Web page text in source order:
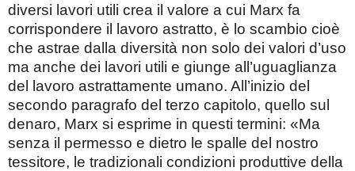
diversi lavori utili crea il valore a cui Marx fa
corrispondere il lavoro astratto, è lo scambio cioè
che astrae dalla diversità non solo dei valori d’uso
ma anche dei lavori utili e giunge all’uguaglianza
del lavoro astrattamente umano. All’inizio del
secondo paragrafo del terzo capitolo, quello sul
denaro, Marx si esprime in questi termini: «Ma
senza il permesso e dietro le spalle del nostro
tessitore, le tradizionali condizioni produttive della